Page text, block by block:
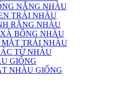
NẮNG NHÀU
TRÁI NHÀU
RĂNG NHÀU
BÔNG NHÀU
MẶT TRÁI NHÀU
TỪ NHÀU
GIỐNG
NHÀU GIỐNG